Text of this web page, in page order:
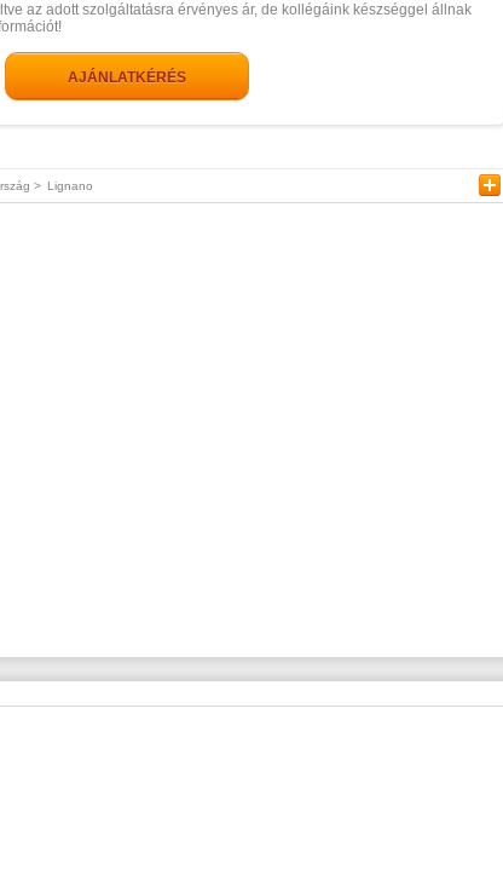
az adott szolgáltatásra érvényes ár, de kollégáink készséggel állnak
AJÁNLATKÉRÉS
> Lignano